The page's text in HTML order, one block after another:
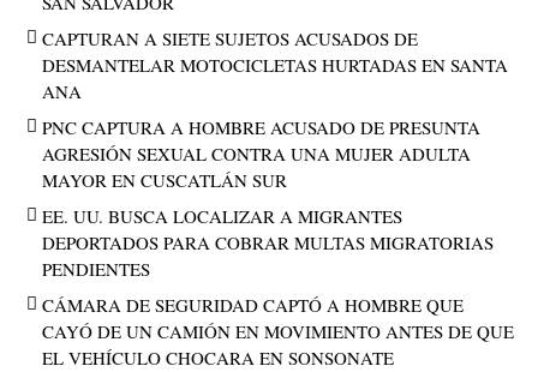
CAPTURAN A SIETE SUJETOS ACUSADOS DE
DESMANTELAR MOTOCICLETAS HURTADAS EN SANTA
ANA
PNC CAPTURA A HOMBRE ACUSADO DE PRESUNTA
AGRESIÓN SEXUAL CONTRA UNA MUJER ADULTA
MAYOR EN CUSCATLÁN SUR
EE. UU. BUSCA LOCALIZAR A MIGRANTES
DEPORTADOS PARA COBRAR MULTAS MIGRATORIAS
PENDIENTES
CÁMARA DE SEGURIDAD CAPTÓ A HOMBRE QUE
CAYÓ DE UN CAMIÓN EN MOVIMIENTO ANTES DE QUE
EL VEHÍCULO CHOCARA EN SONSONATE